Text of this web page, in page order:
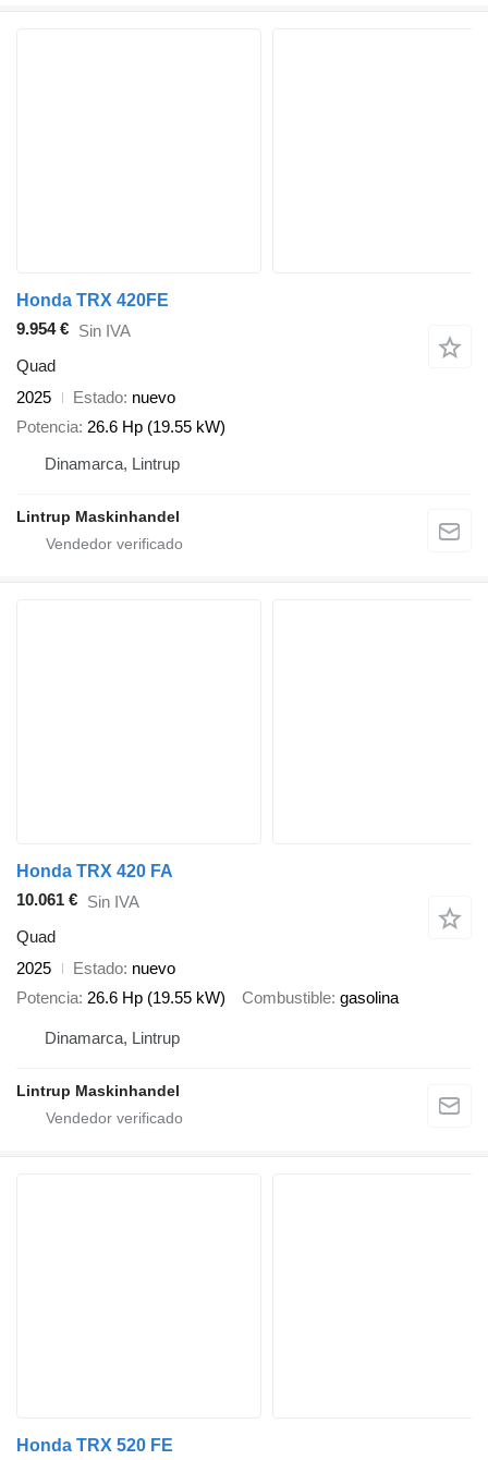
Honda TRX 420FE
9.954 € Sin IVA
Quad
2025
Estado nuevo
Potencia 26.6 Hp (19.55 kW)
Dinamarca, Lintrup
Lintrup Maskinhandel
Honda TRX 420 FA
10.061 € Sin IVA
Quad
2025
Estado nuevo
Potencia 26.6 Hp (19.55 kW) Combustible gasolina
Dinamarca, Lintrup
Lintrup Maskinhandel
Honda TRX 520 FE